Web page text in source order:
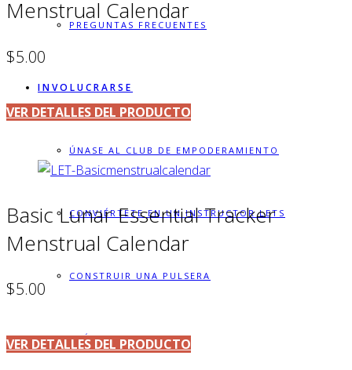
PREGUNTAS FRECUENTES
INVOLUCRARSE
ÚNASE AL CLUB DE EMPODERAMIENTO
CONVIÉRTETE EN UN INSTRUCTOR LETS
CONSTRUIR UNA PULSERA
ASÓCIESE CON LETS
Menstrual Calendar
$5.00
VER DETALLES DEL PRODUCTO
Basic Lunar Essential Tracker
Menstrual Calendar
$5.00
VER DETALLES DEL PRODUCTO